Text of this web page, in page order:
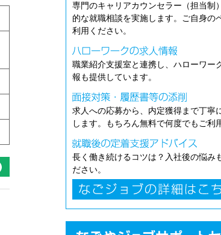
専門のキャリアカウンセラー（担当制
的な就職相談を実施します。ご自身の
利用ください。
職業紹介支援室と連携し、ハローワー
報も提供しています。
求人への応募から、内定獲得まで丁寧
します。もちろん無料で何度でもご利
長く働き続けるコツは？入社後の悩み
ださい。